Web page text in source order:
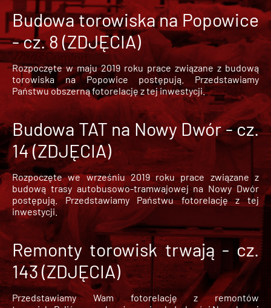
Budowa torowiska na Popowice
- cz. 8 (ZDJĘCIA)
Rozpoczęte w maju 2019 roku prace związane z budową
torowiska na Popowice
postępują. Przedstawiamy
Państwu obszerną fotorelację z tej inwestycji.
Budowa TAT na Nowy Dwór - cz.
14 (ZDJĘCIA)
Rozpoczęte we wrześniu 2019 roku prace związane z
budową trasy autobusowo-tramwajowej na Nowy Dwór
postępują. Przedstawiamy Państwu fotorelację z tej
inwestycji.
Remonty torowisk trwają - cz.
143 (ZDJĘCIA)
Przedstawiamy Wam fotorelację z remontów